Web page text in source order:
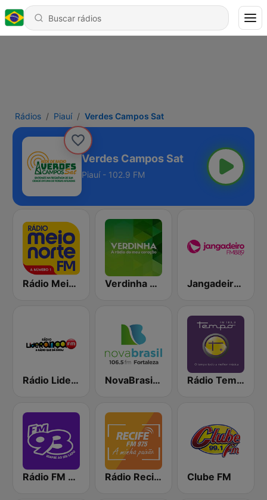
Rádios Piauí Verdes Campos Sat
Verdes Campos Sat
Piauí - 102.9 FM
Rádio Meio Norte FM 99.9 Verdinha 810 AM Jangadeiro FM 88.9
Rádio Liderança FM NovaBrasil 106.5 Fortaleza Rádio Tempo 103.9 FM
Rádio FM 93.9 Rádio Recife FM Clube FM